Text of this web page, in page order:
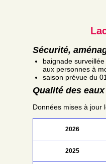
Sécurité,
baignade
aux personnes à
saison prévue du
Qualité des
Données mises à jour
2026
2025